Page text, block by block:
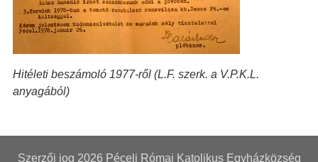
Hitéleti beszámoló 1977-ről (L.F. szerk. a V.P.K.L.
anyagából)
Szerzői jog 2026 Péceli Római Katolikus Egyházközség